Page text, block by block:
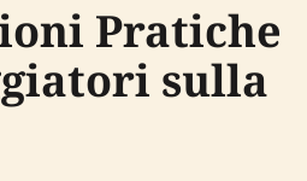
Pratiche
sulla